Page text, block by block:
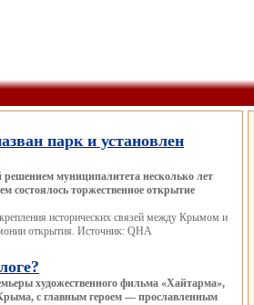
парк и установлен
муниципалитета несколько лет
состоялось торжественное открытие
исторических связей между Крымом и
открытия. Источник: QHA
художественного фильма «Хайтарма»,
с главным героем — прославленным